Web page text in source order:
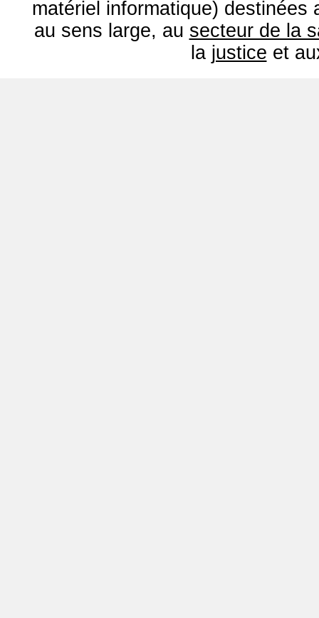
matériel informatique) destinées
au sens large, au secteur de la
la justice et